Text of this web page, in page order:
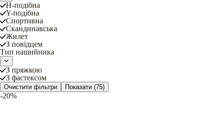
Н-подібна
Y-подібна
Спортивна
Скандинавська
Жилет
З повідцем
Тип нашийника
З пряжкою
З фастексом
Очистити фільтри Показати (75)
-20%